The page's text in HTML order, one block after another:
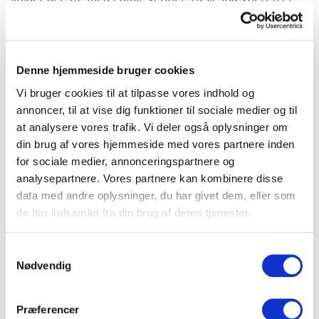
Denne hjemmeside bruger cookies
Vi bruger cookies til at tilpasse vores indhold og
annoncer, til at vise dig funktioner til sociale medier og til
at analysere vores trafik. Vi deler også oplysninger om
din brug af vores hjemmeside med vores partnere inden
for sociale medier, annonceringspartnere og
analysepartnere. Vores partnere kan kombinere disse
data med andre oplysninger, du har givet dem, eller som
de har indsamlet fra din brug af deres tjenester.
Nødvendig
Præferencer
rejser, der giver mulighed for at opleve kultur og natur.
Men hvorfor så lige Bella Rejser? Jo, Kim havde set
han hørt så meget godt om Bella Rejser fra andre i
lokalområdet.
”Bella Rejsers koncept er helt fantastisk”, siger Kim.
”Jeg er selv rejsevant, men er man lidt nervøs ved det,
får man hjælp og bliver fulgt fra start til slut”.
Kim roser ideen med at rejse med andre fra samme
Smørum og fra bekendte i den lokale forening ”Ældre i
Bevægelse”, at de skulle med til Andalusien, og han har
som går tur i samme område.